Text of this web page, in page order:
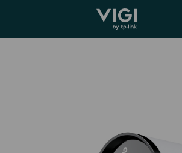
TP-Link, Reliably Smart